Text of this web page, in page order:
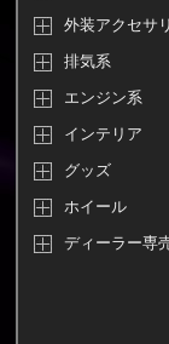
外装アクセサリ
排気系
エンジン系
インテリア
グッズ
ホイール
ディーラー専